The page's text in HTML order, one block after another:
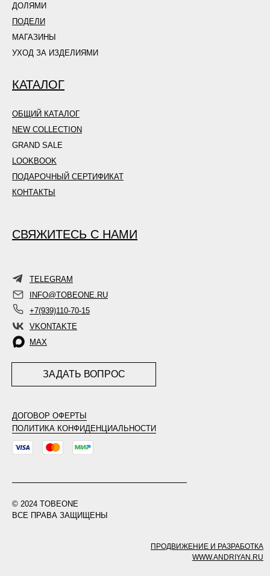
TELEGRAM
INFO@TOBEONE.RU
+7(939)110-70-15
VKONTAKTE
MAX
ДОГОВОР ОФЕРТЫ
ПОЛИТИКА КОНФИДЕНЦИАЛЬНОСТИ
ДОЛЯМИ
ПОДЕЛИ
МАГАЗИНЫ
УХОД ЗА ИЗДЕЛИЯМИ
КАТАЛОГ
ОБЩИЙ КАТАЛОГ
NEW COLLECTION
GRAND SALE
LOOKBOOK
ПОДАРОЧНЫЙ СЕРТИФИКАТ
КОНТАКТЫ
СВЯЖИТЕСЬ С НАМИ
ЗАДАТЬ ВОПРОС
© 2024 TOBEONE
ВСЕ ПРАВА ЗАЩИЩЕНЫ
ПРОДВИЖЕНИЕ И РАЗРАБОТКА
WWW.ANDRIYAN.RU